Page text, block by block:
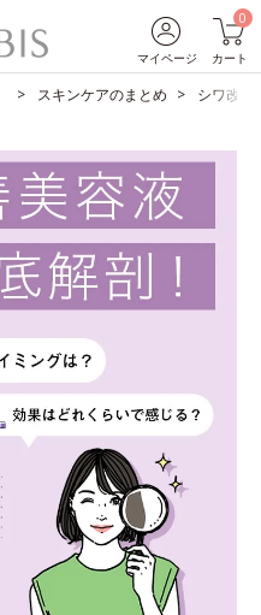
マイページ
0
カート
スキンケアのまとめ シワ改善